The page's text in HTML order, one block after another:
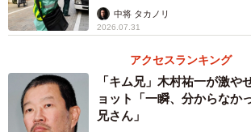
中将 タカノリ
2026.07.31
アクセスランキング
「キム兄」木村祐一が激や
ョット「一瞬、分からなか
兄さん」